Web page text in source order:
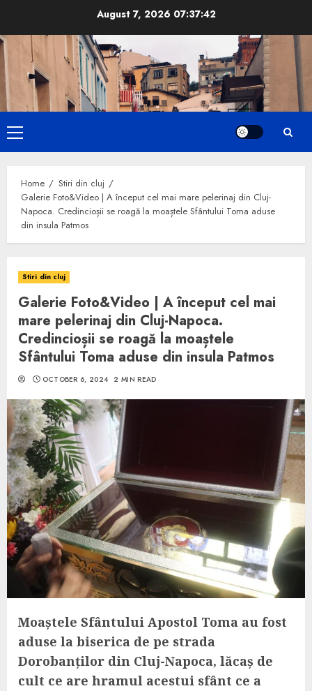
content
August 7, 2026 07:37:43
Primary
Menu
Home
Stiri din cluj
Galerie Foto&Video | A început cel mai mare pelerinaj din Cluj-
Napoca. Credincioșii se roagă la moaștele Sfântului Toma aduse
din insula Patmos
Stiri din cluj
Galerie Foto&Video | A început cel mai
mare pelerinaj din Cluj-Napoca.
Credincioșii se roagă la moaștele
Sfântului Toma aduse din insula Patmos
OCTOBER 6, 2024 2 MIN READ
Moaștele Sfântului Apostol Toma au fost
aduse la biserica de pe strada
Dorobanților din Cluj-Napoca, lăcaș de
cult ce are hramul acestui sfânt ce a